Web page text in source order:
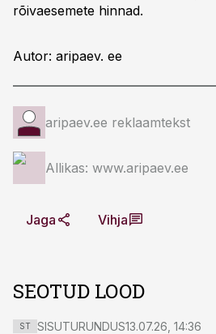
rõivaesemete hinnad.
Autor: aripaev. ee
aripaev.ee reklaamtekst
Allikas: www.aripaev.ee
Jaga Vihja
SEOTUD LOOD
ST SISUTURUNDUS13.07.26, 14:36